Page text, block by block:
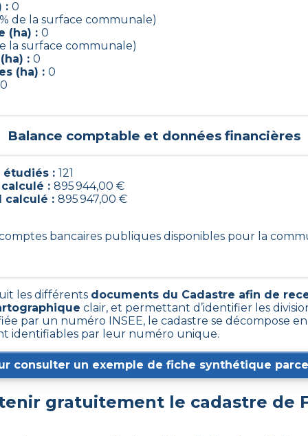
: 0
de la surface communale)
(ha) : 0
la surface communale)
: 0
(ha) : 0
0
Balance comptable et données financières
étudiés : 121
: 895 944,00 €
calculé : 895 947,00 €
bancaires publiques disponibles pour la
les différents documents du Cadastre afin de
clair, et permettant d’identifier les
par un numéro INSEE, le cadastre se décompose
identifiables par leur numéro unique.
consulter un exemple de fiche synthétique
gratuitement le cadastre de